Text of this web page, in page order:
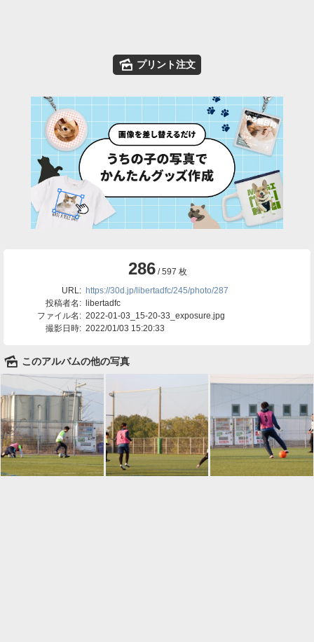
🌄 プリント注文
286/ 597 枚
URL: https://30d.jp/libertadfc/245/photo/287
投稿者名: libertadfc
ファイル名: 2022-01-03_15-20-33_exposure.jpg
撮影日時: 2022/01/03 15:20:33
🌄 このアルバムの他の写真